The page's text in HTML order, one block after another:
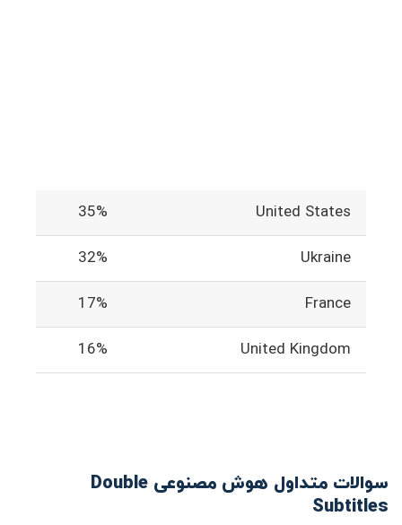
United States
35%
Ukraine
32%
France
17%
United Kingdom
16%
سوالات متداول هوش مصنوعی Double
Subtitles